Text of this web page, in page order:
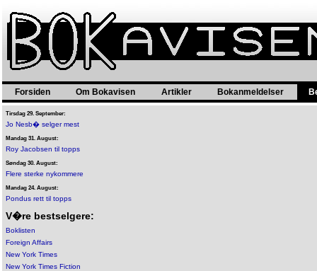
Forsiden Om Bokavisen Artikler Bokanmeldelser
Tirsdag 29. September:
Jo Nesb� selger mest
Mandag 31. August:
Roy Jacobsen til topps
Søndag 30. August:
Flere sterke nykommere
Mandag 24. August:
Pondus rett til topps
V�re bestselgere:
Boklisten
Foreign Affairs
New York Times
New York Times Fiction